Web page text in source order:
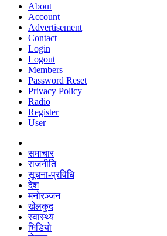
About
Account
Advertisement
Contact
Login
Logout
Members
Password Reset
Privacy Policy
Radio
Register
User
समाचार
राजनीति
सूचना-प्रविधि
देश
मनोरञ्जन
खेलकुद
स्वास्थ्य
भिडियो